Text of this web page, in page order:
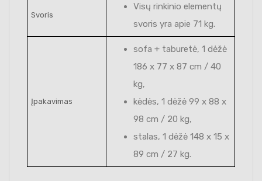
Svoris
Visų rinkinio elementų
svoris yra apie 71 kg.
Įpakavimas
sofa + taburetė, 1 dėžė
186 x 77 x 87 cm / 40
kg,
kėdės, 1 dėžė 99 x 88 x
98 cm / 20 kg,
stalas, 1 dėžė 148 x 15 x
89 cm / 27 kg.